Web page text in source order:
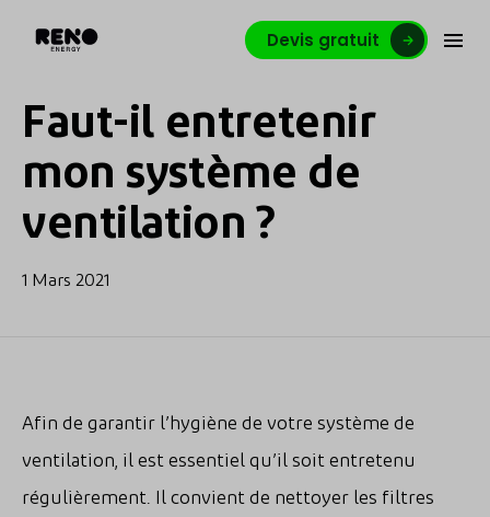
Devis gratuit
Faut-il entretenir
mon système de
ventilation ?
1 Mars 2021
Afin de garantir l’hygiène de votre système de
ventilation, il est essentiel qu’il soit entretenu
régulièrement. Il convient de nettoyer les filtres